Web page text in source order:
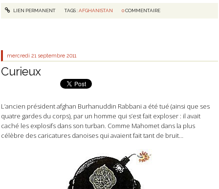
LIEN PERMANENT TAGS :AFGHANISTAN 0COMMENTAIRE
mercredi 21 septembre 2011
Curieux
L’ancien président afghan Burhanuddin Rabbani a été tué (ainsi que ses
quatre gardes du corps), par un homme qui s’est fait exploser : il avait
caché les explosifs dans son turban. Comme Mahomet dans la plus
célèbre des caricatures danoises qui avaient fait tant de bruit…